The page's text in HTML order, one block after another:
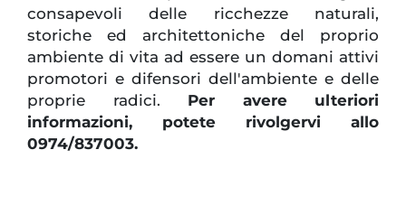
consapevoli delle ricchezze naturali,
storiche ed architettoniche del proprio
ambiente di vita ad essere un domani attivi
promotori e difensori dell'ambiente e delle
proprie radici. Per avere ulteriori
informazioni, potete rivolgervi allo
0974/837003.